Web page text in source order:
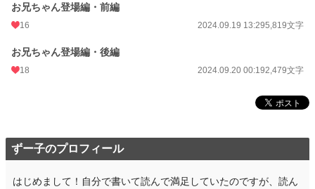
週間ポイント
年間ポイント
お兄ちゃん登場編・前編
16 2024.09.19 13:295,819文字
お兄ちゃん登場編・後編
18 2024.09.20 00:192,479文字
ずー子のプロフィール
はじめまして！自分で書いて読んで満足していたのですが、読ん